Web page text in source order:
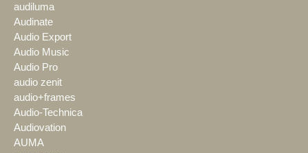
audiluma
Audinate
Audio Export
Audio Music
Audio Pro
audio zenit
audio+frames
Audio-Technica
Audiovation
AUMA